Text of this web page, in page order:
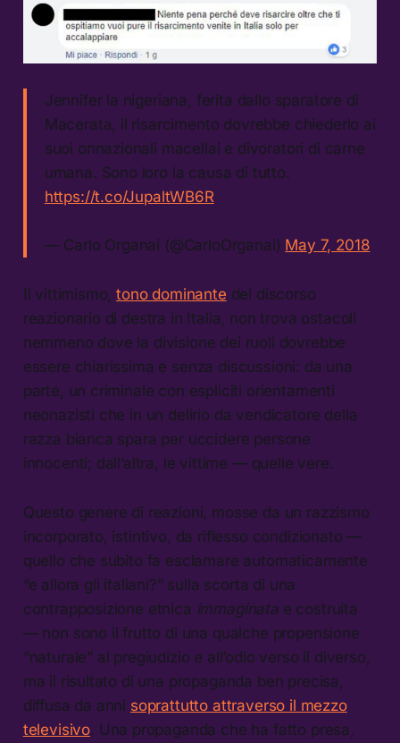
Jennifer la nigeriana, ferita dallo sparatore di
Macerata, il risarcimento dovrebbe chiederlo ai
suoi onnazionali macellai e divoratori di carne
umana. Sono loro la causa di tutto.
https://t.co/JupaltWB6R
— Carlo Organai (@CarloOrganai) May 7, 2018
Il vittimismo,tono dominante del discorso
reazionario di destra in Italia, non trova ostacoli
nemmeno dove la divisione dei ruoli dovrebbe
essere chiarissima e senza discussioni: da una
parte, un criminale con espliciti orientamenti
neonazisti che in un delirio da vendicatore della
razza bianca spara per uccidere persone
innocenti; dall’altra, le vittime — quelle vere.
Questo genere di reazioni, mosse da un razzismo
incorporato, istintivo, da riflesso condizionato —
quello che subito fa esclamare automaticamente
“e allora gli italiani?” sulla scorta di una
contrapposizione etnica immaginata e costruita
— non sono il frutto di una qualche propensione
“naturale” al pregiudizio e all’odio verso il diverso,
ma il risultato di una propaganda ben precisa,
diffusa da anni soprattutto attraverso il mezzo
televisivo. Una propaganda che ha fatto presa,